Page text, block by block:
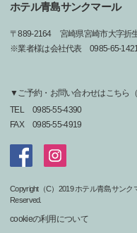
ホテル青島サンクマール
〒889-2164
宮崎県宮崎市大字折
※業者様は会社代表 0985-65-
▼ご予約・お問い合わせはこちら（
TEL
0985-55-4390
FAX
0985-55-4919
Copyright（C）2019 ホテル青島サン
Reserved.
cookieの利用について